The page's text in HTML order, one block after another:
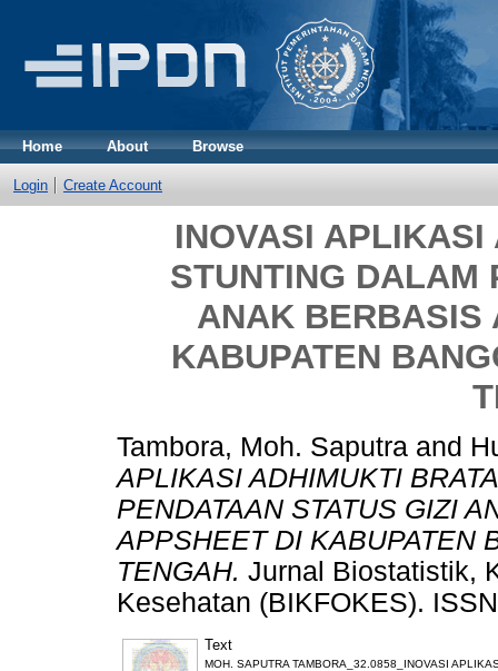
Home About Browse
Login Create Account
INOVASI APLIKASI
STUNTING DALAM
ANAK BERBASIS
KABUPATEN
Tambora, Moh. Saputra and
APLIKASI ADHIMUKTI
PENDATAAN STATUS GIZI
APPSHEET DI KABUPATEN
TENGAH. Jurnal Biostatistik,
Kesehatan (BIKFOKES).
Text
MOH. SAPUTRA TAMBORA_32.0858_INOVASI